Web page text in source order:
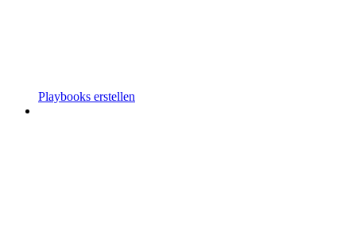
Playbooks erstellen